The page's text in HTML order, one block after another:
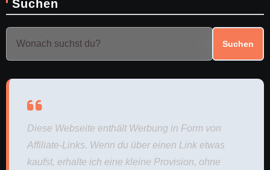
Suchen
Suchen
Diese Webseite enthält Werbung in Form von
Affiliate-Links. Wenn du über einen Link etwas
kaufst, erhalte ich eine kleine Provision, ohne